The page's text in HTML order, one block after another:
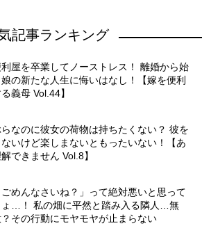
記事ランキング
屋を卒業してノーストレス！ 離婚から始
の新たな人生に悔いはなし！【嫁を便利
義母 Vol.44】
なのに彼女の荷物は持ちたくない？ 彼を
いけど楽しまないともったいない！【あ
できません Vol.8】
ごめんなさいね？」って絶対悪いと思って
ょ…！ 私の畑に平然と踏み入る隣人…無
その行動にモヤモヤが止まらない